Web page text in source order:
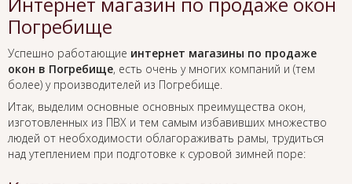
Погребище
Успешно работающие интернет магазины по продаже
окон в Погребище, есть очень у многих компаний и (тем
более) у производителей из Погребище.
Итак, выделим основные основных преимущества окон,
изготовленных из ПВХ и тем самым избавивших множество
людей от необходимости облагораживать рамы, трудиться
над утеплением при подготовке к суровой зимней поре: